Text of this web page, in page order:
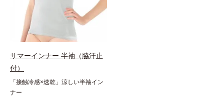
サマーインナー 半袖（脇汗止
付）
「接触冷感×速乾」涼しい半袖イン
ナー